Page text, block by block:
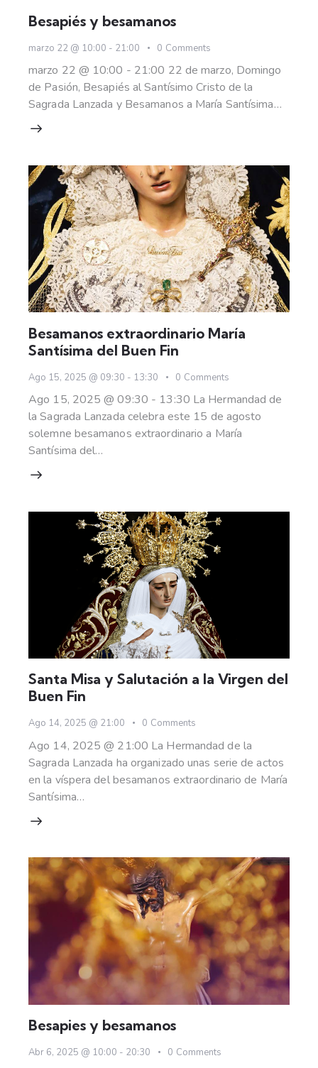
Besapiés y besamanos
marzo 22 @ 10:00 - 21:00 0 Comments
marzo 22 @ 10:00 - 21:00 22 de marzo, Domingo
de Pasión, Besapiés al Santísimo Cristo de la
Sagrada Lanzada y Besamanos a María Santísima…
Besamanos extraordinario María
Santísima del Buen Fin
Ago 15, 2025 @ 09:30 - 13:30 0 Comments
Ago 15, 2025 @ 09:30 - 13:30 La Hermandad de
la Sagrada Lanzada celebra este 15 de agosto
solemne besamanos extraordinario a María
Santísima del…
Santa Misa y Salutación a la Virgen del
Buen Fin
Ago 14, 2025 @ 21:00 0 Comments
Ago 14, 2025 @ 21:00 La Hermandad de la
Sagrada Lanzada ha organizado unas serie de actos
en la víspera del besamanos extraordinario de María
Santísima…
Besapies y besamanos
Abr 6, 2025 @ 10:00 - 20:30 0 Comments